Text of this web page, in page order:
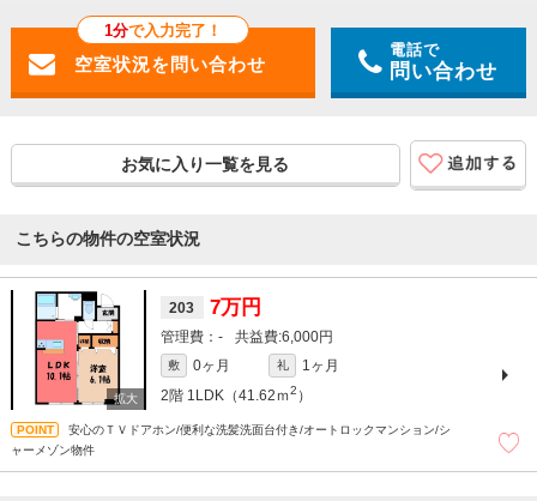
1分で入力完了！
電話で
問い合わせ
お気に入り一覧を見る
こちらの物件の空室状況
203 7万円
- 6,000円
敷 0ヶ月 礼
1ヶ月
2階 1LDK（41.62ｍ2 ）
安心のＴＶドアホン/便利な洗髪洗面台付き/オートロックマンション/シ
ャーメゾン物件